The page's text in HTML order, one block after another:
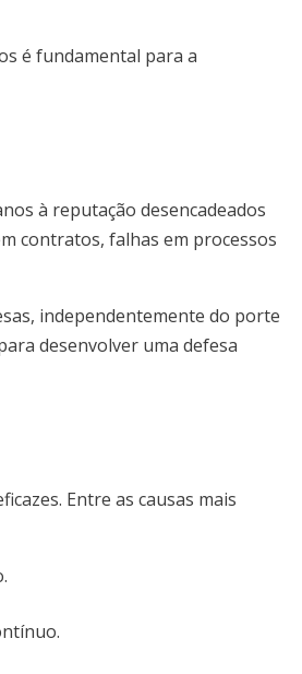
é fundamental para a
à reputação desencadeados
contratos, falhas em processos
independentemente do porte
desenvolver uma defesa
Entre as causas mais